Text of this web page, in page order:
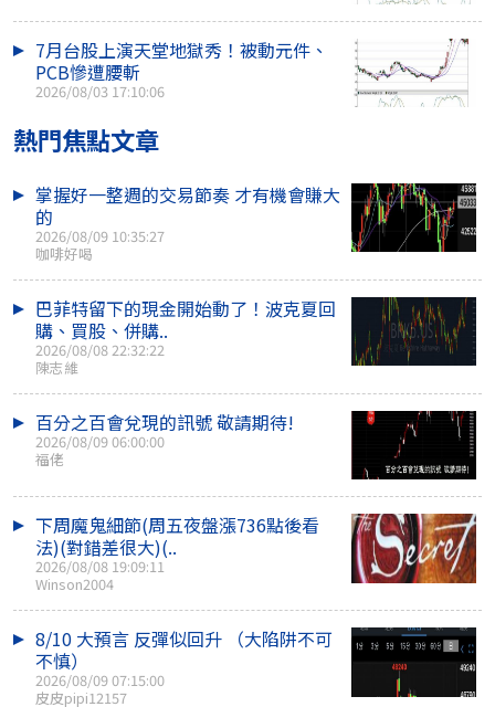
7月台股上演天堂地獄秀！被動元件、
PCB慘遭腰斬
2026/08/03 17:10:06
熱門焦點文章
掌握好一整週的交易節奏 才有機會賺大
的
2026/08/09 10:35:27
咖啡好喝
巴菲特留下的現金開始動了！波克夏回
購、買股、併購..
2026/08/08 22:32:22
陳志維
百分之百會兌現的訊號 敬請期待!
2026/08/09 06:00:00
福佬
下周魔鬼細節(周五夜盤漲736點後看
法)(對錯差很大)(..
2026/08/08 19:09:11
Winson2004
8/10 大預言 反彈似回升 （大陷阱不可
不慎）
2026/08/09 07:15:00
皮皮pipi12157